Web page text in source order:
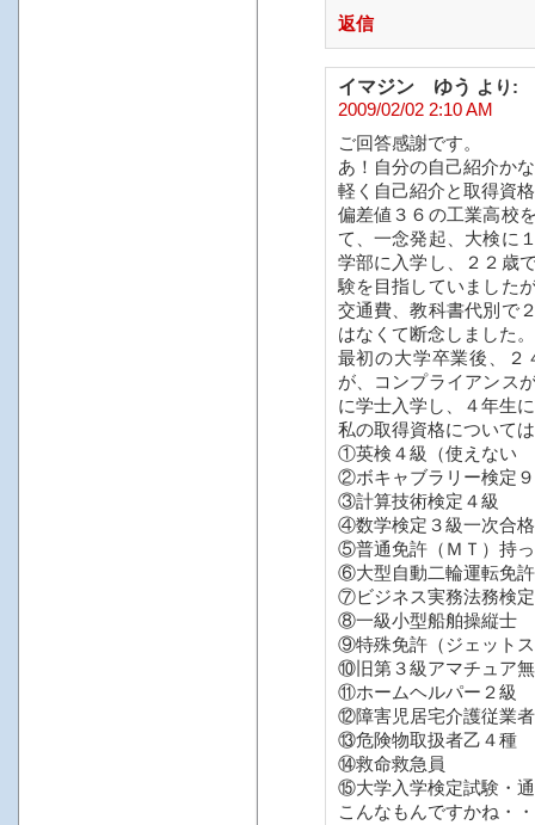
返信
イマジン ゆう より:
2009/02/02 2:10 AM
ご回答感謝です。
あ！自分の自己紹介か
軽く自己紹介と取得資
偏差値３６の工業高校
て、一念発起、大検に
学部に入学し、２２歳
験を目指していました
交通費、教科書代別で
はなくて断念しました。
最初の大学卒業後、２
が、コンプライアンス
に学士入学し、４年生
私の取得資格について
①英検４級（使えない
②ボキャブラリー検定
③計算技術検定４級
④数学検定３級一次合格
⑤普通免許（ＭＴ）持
⑥大型自動二輪運転免許
⑦ビジネス実務法務検
⑧一級小型船舶操縦士
⑨特殊免許（ジェット
⑩旧第３級アマチュア
⑪ホームヘルパー２級
⑫障害児居宅介護従業
⑬危険物取扱者乙４種
⑭救命救急員
⑮大学入学検定試験・
こんなもんですかね・